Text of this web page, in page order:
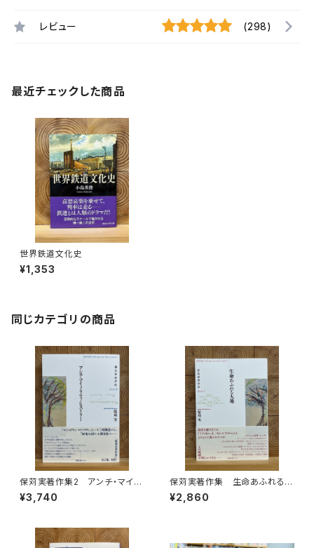
レビュー (298)
最近チェックした商品
世界鉄道文化史
¥1,353
同じカテゴリの商品
保苅実著作集2 アンチ・マイノ
リティ・ヒストリー
¥3,740
保苅実著作集 生命あふれる大
地
¥2,860